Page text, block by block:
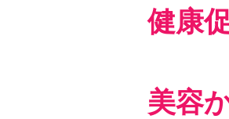
美容
健康